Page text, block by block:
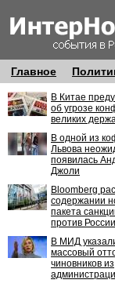
Главное
В Китае
об угрозе
великих
В одной из
Львова
появилась
Джоли
Bloomberg
содержании
пакета
против России
В МИД
массовый
чиновников из